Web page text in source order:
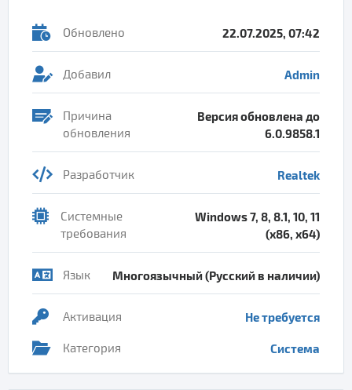
Обновлено 22.07.2025, 07:42
Добавил Admin
Причина
обновления
Версия обновлена до
6.0.9858.1
Разработчик Realtek
Системные
требования
Windows 7, 8, 8.1, 10, 11
(x86, x64)
Язык Многоязычный (Русский в наличии)
Активация Не требуется
Категория Система